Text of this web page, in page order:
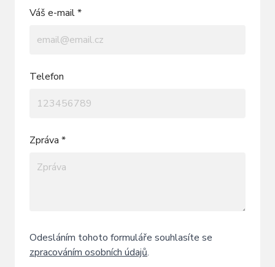
Váš e-mail *
Telefon
Zpráva *
Odesláním tohoto formuláře souhlasíte se
zpracováním osobních údajů.